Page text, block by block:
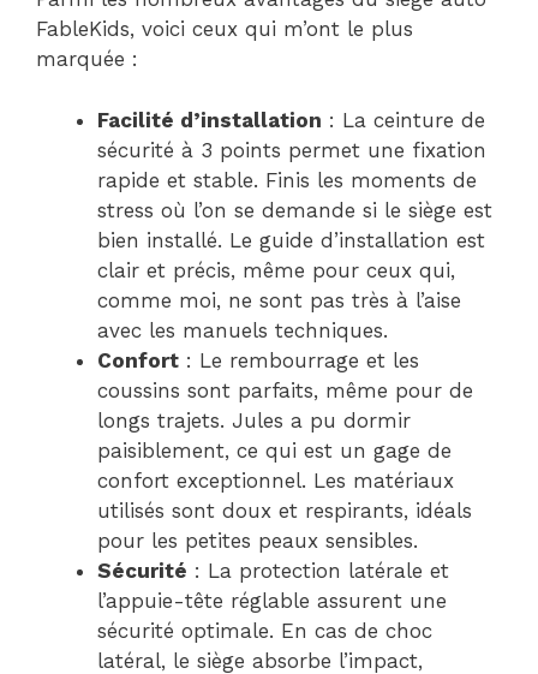
FableKids, voici ceux qui m’ont le plus
marquée :
Facilité d’installation : La ceinture de
sécurité à 3 points permet une fixation
rapide et stable. Finis les moments de
stress où l’on se demande si le siège est
bien installé. Le guide d’installation est
clair et précis, même pour ceux qui,
comme moi, ne sont pas très à l’aise
avec les manuels techniques.
Confort : Le rembourrage et les
coussins sont parfaits, même pour de
longs trajets. Jules a pu dormir
paisiblement, ce qui est un gage de
confort exceptionnel. Les matériaux
utilisés sont doux et respirants, idéals
pour les petites peaux sensibles.
Sécurité : La protection latérale et
l’appuie-tête réglable assurent une
sécurité optimale. En cas de choc
latéral, le siège absorbe l’impact,